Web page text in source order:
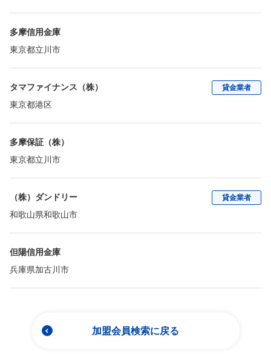
多摩信用金庫
東京都立川市
タマファイナンス（株）
東京都港区
貸金業者
多摩保証（株）
東京都立川市
（株）ダンドリー
和歌山県和歌山市
貸金業者
但陽信用金庫
兵庫県加古川市
加盟会員検索に戻る